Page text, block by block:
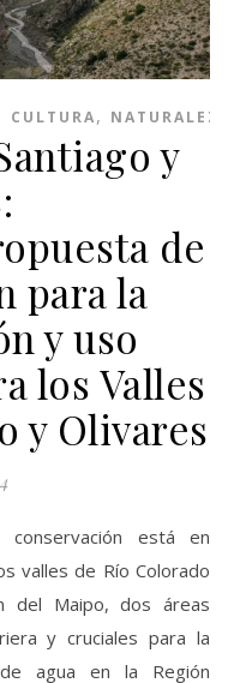
CULTURA, NATURALEZA
y
de
para la
y uso
los Valles
y Olivares
está en
valles de Río Colorado
del Maipo, dos áreas
y cruciales para la
agua en la Región